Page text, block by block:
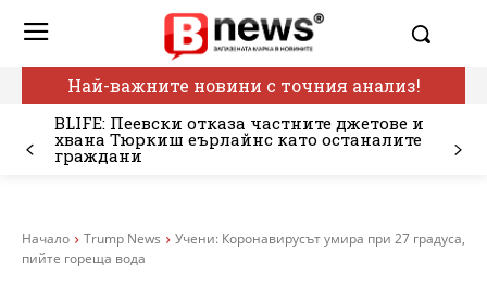
Най-важните новини с точния анализ!
BLIFE: Пеевски отказа частните джетове и
хвана Тюркиш еърлайнс като останалите
граждани
Начало Trump News
Учени: Коронавирусът умира при 27 градуса​​​​​​,
пийте гореща вода